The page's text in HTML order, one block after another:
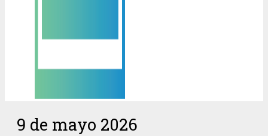
9 de mayo 2026